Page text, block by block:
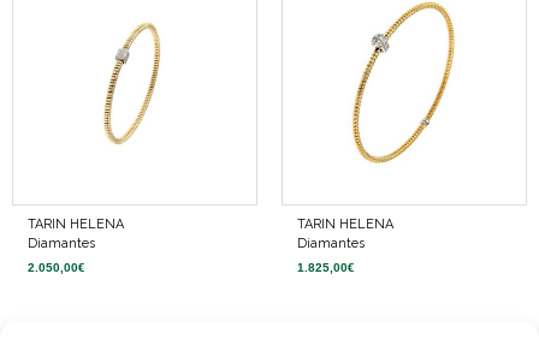
TARIN HELENA
Diamantes
2.050,00€
TARIN HELENA
Diamantes
1.825,00€